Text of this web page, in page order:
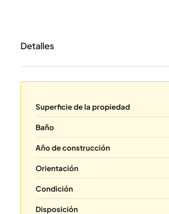
Detalles
Superficie de la propiedad
Baño
Año de construcción
Orientación
Condición
Disposición